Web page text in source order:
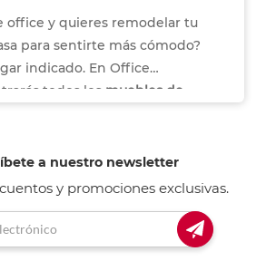
office y quieres remodelar tu
para sentirte más cómodo?
indicado. En Office
todos los muebles de
a nuestro newsletter
y promociones exclusivas.